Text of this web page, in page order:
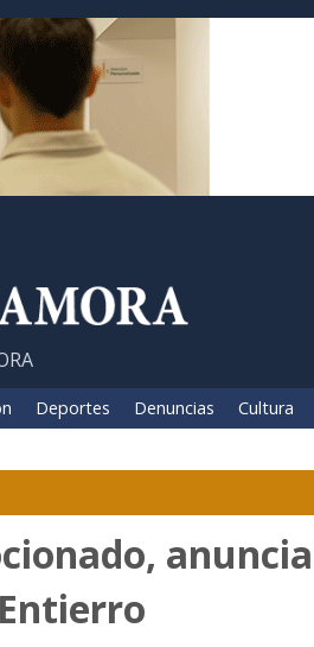
Deportes Denuncias Cultura